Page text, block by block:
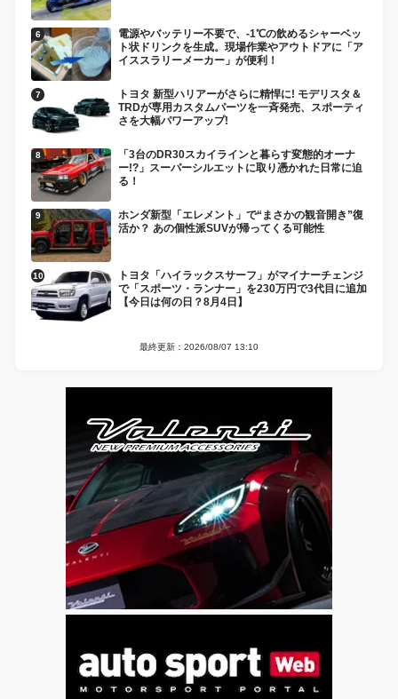
電源やバッテリー不要で、-1℃の飲めるシャーベッ
ト状ドリンクを生成。現場作業やアウトドアに「ア
イススラリーメーカー」が便利！
トヨタ 新型ハリアーがさらに精悍に! モデリスタ＆
TRDが専用カスタムパーツを一斉発売、スポーティ
さを大幅パワーアップ!
「3台のDR30スカイラインと暮らす変態的オーナ
ー!?」スーパーシルエットに取り憑かれた日常に迫
る！
ホンダ新型「エレメント」で“まさかの観音開き”復
活か？ あの個性派SUVが帰ってくる可能性
トヨタ「ハイラックスサーフ」がマイナーチェンジ
で「スポーツ・ランナー」を230万円で3代目に追加
【今日は何の日？8月4日】
最終更新：2026/08/07 13:10